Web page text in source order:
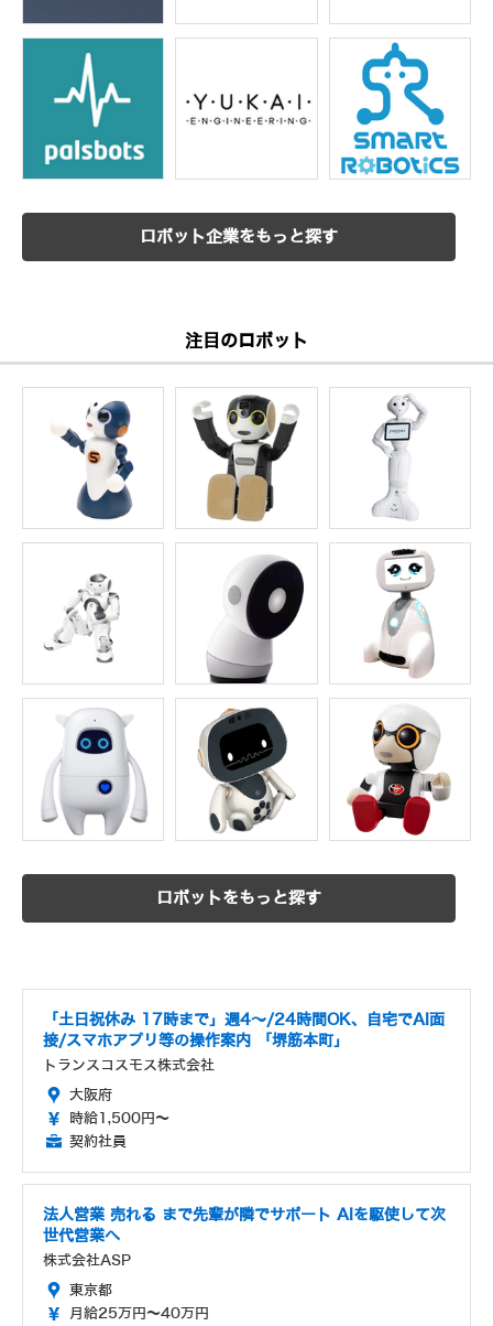
ロボット企業をもっと探す
注目のロボット
ロボットをもっと探す
「土日祝休み 17時まで」週4～/24時間OK、自宅でAI面
接/スマホアプリ等の操作案内 「堺筋本町」
トランスコスモス株式会社
大阪府
時給1,500円～
契約社員
法人営業 売れる まで先輩が隣でサポート AIを駆使して次
世代営業へ
株式会社ASP
東京都
月給25万円～40万円